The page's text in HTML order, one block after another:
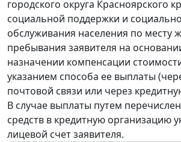
городского округа Красноярского
социальной поддержки и
обслуживания населения по месту
пребывания заявителя на
назначении компенсации
указанием способа ее выплаты
почтовой связи или через
В случае выплаты путем
средств в кредитную организацию
лицевой счет заявителя.